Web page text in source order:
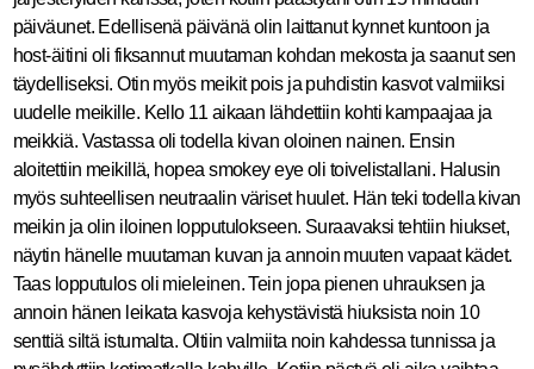
päiväunet. Edellisenä päivänä olin laittanut kynnet kuntoon ja
host-äitini oli fiksannut muutaman kohdan mekosta ja saanut sen
täydelliseksi. Otin myös meikit pois ja puhdistin kasvot valmiiksi
uudelle meikille. Kello 11 aikaan lähdettiin kohti kampaajaa ja
meikkiä. Vastassa oli todella kivan oloinen nainen. Ensin
aloitettiin meikillä, hopea smokey eye oli toivelistallani. Halusin
myös suhteellisen neutraalin väriset huulet. Hän teki todella kivan
meikin ja olin iloinen lopputulokseen. Suraavaksi tehtiin hiukset,
näytin hänelle muutaman kuvan ja annoin muuten vapaat kädet.
Taas lopputulos oli mieleinen. Tein jopa pienen uhrauksen ja
annoin hänen leikata kasvoja kehystävistä hiuksista noin 10
senttiä siltä istumalta. Oltiin valmiita noin kahdessa tunnissa ja